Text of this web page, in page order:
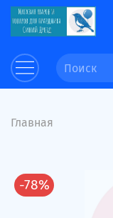
Главная
-78%